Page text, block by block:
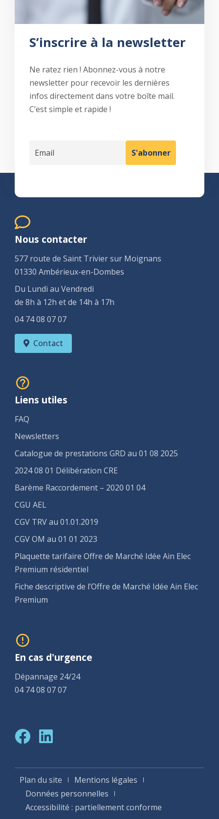
S’inscrire à la newsletter
Ne ratez rien ! Abonnez-vous à notre
newsletter pour recevoir les dernières
infos directement dans votre boîte mail.
C’est simple et rapide !
Nous contacter
577 route de Saint Trivier sur Moignans
01330 Ambérieux-en-Dombes
Du Lundi au Vendredi
de 8h à 12h et de 14h à 17h
04 74 08 07 07
Contact
Liens utiles
FAQ
Newsletters
Catalogue de prestations GRD au 01 08 2025
2024 08 01 Délibération CRE
Barème Raccordement – 2020 01 04
CGU AEL
CGV TRV au 01.01.2019
CGV OM au 01 01 2023
Plaquette tarifaire Offre de Marché Idée Ain Elec
Premium résidentiel
Fiche descriptive de l’Offre de Marché Idée Ain Elec
Premium
En cas d'urgence
Dépannage 24/24
04 74 08 07 07
Plan du site
Mentions légales
Données personnelles
Accessibilité : partiellement conforme